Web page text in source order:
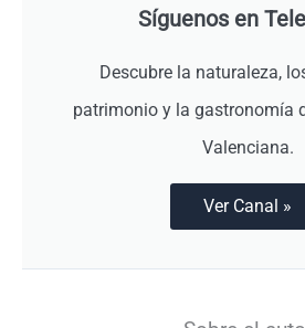
Síguenos en
Descubre la naturaleza,
patrimonio y la gastronomía
Valenciana.
Ver Canal »